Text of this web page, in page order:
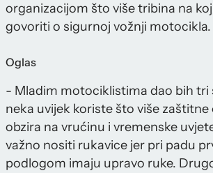
organizacijom što više tribina na
govoriti o sigurnoj vožnji motocikla.
Oglas
- Mladim motociklistima dao bih tri
neka uvijek koriste što više zaštitne
obzira na vrućinu i vremenske
važno nositi rukavice jer pri padu
podlogom imaju upravo ruke.